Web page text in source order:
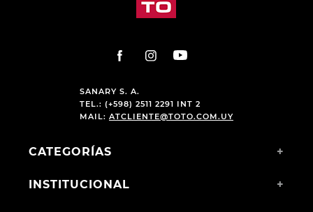
SANARY S. A.
TEL.: (+598) 2511 2291 INT 2
MAIL: ATCLIENTE@TOTO.COM.UY
CATEGORÍAS +
INSTITUCIONAL +